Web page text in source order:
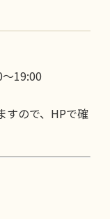
19:00
すので、HPで確